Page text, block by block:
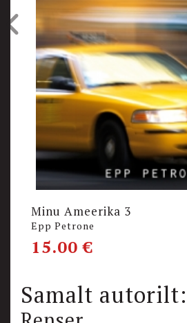
Minu Ameerika 3
Epp Petrone
15.00€
Samalt autorilt: